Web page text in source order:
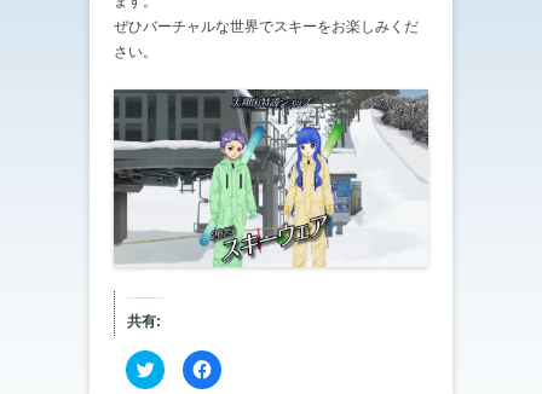
ぜひバーチャルな世界でスキーをお楽しみくだ
さい。
共有:
ク
リ
F
a